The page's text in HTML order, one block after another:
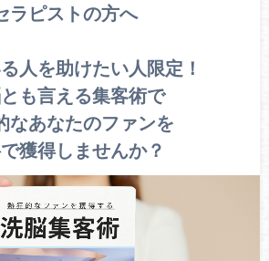
ラピストの方へ
人を助けたい人限定！
も言える集客術で
なあなたのファンを
獲得しませんか？